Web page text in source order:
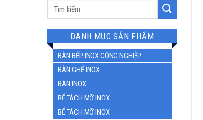
Tìm
DANH MỤC SẢN PHẨM
BÀN BẾP INOX CÔNG NGHIỆP
BÀN GHẾ INOX
BÀN INOX
BỂ TÁCH MỠ INOX
BỂ TÁCH MỠ INOX